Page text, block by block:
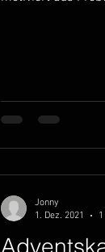
Jonny
1. Dez. 2021